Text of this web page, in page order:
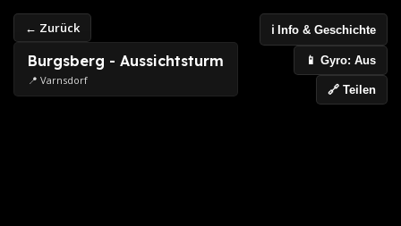
← Zurück
Burgsberg - Aussichtsturm
📍 Varnsdorf
ℹ️ Info & Geschichte
📱 Gyro: Aus
🔗 Teilen